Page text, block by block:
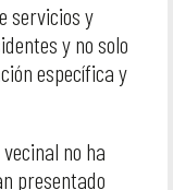
servicios y
y no solo
específica y
no ha
presentado